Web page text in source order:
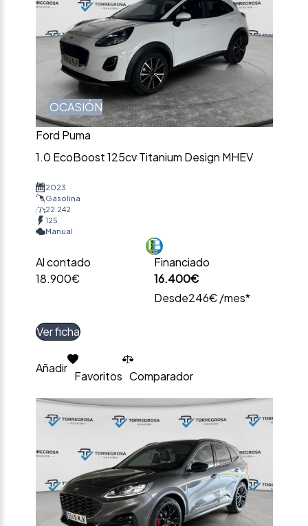
OCASIÓN
Ford Puma
1.0 EcoBoost 125cv Titanium Design MHEV
2023
Gasolina
22.242
125
Manual
Al contado
18.900€
Financiado
16.400€
Desde246€ /mes*
Ver ficha
Añadir
Favoritos Comparador